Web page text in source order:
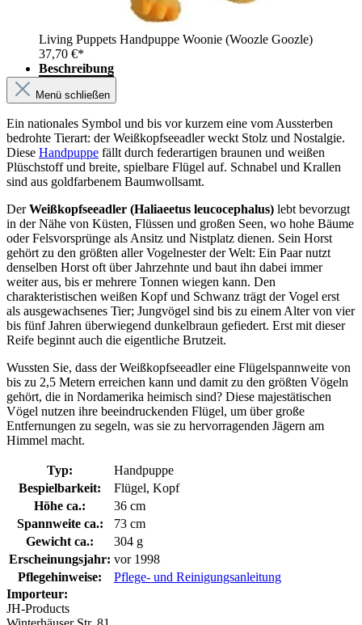
Living Puppets Handpuppe Woonie (Woozle Goozle)
37,70 €*
Beschreibung
Menü schließen
Ein nationales Symbol und bis vor kurzem eine vom Aussterben
bedrohte Tierart: der Weißkopfseeadler weckt Stolz und Nostalgie.
Diese Handpuppe fällt durch federartigen braunen und weißen
Plüschstoff und breite, spielbare Flügel auf. Schnabel und Krallen
sind aus goldfarbenem Baumwollsamt.
DerWeißkopfseeadler (Haliaeetus leucocephalus) lebt bevorzugt
in der Nähe von Küsten, Flüssen und großen Seen, wo hohe Bäume
oder Felsvorsprünge als Ansitz und Nistplatz dienen. Sein Horst
gehört zu den größten aller Vogelnester der Welt: Ein Paar nutzt
denselben Horst oft über Jahrzehnte und baut ihn dabei immer
weiter aus, bis er mehrere Tonnen wiegen kann. Den
charakteristischen weißen Kopf und Schwanz trägt der Vogel erst
als ausgewachsenes Tier; Jungvögel sind bis zu einem Alter von vier
bis fünf Jahren überwiegend dunkelbraun gefiedert. Erst mit dieser
Reife beginnt auch die eigentliche Brutzeit.
Wussten Sie, dass der Weißkopfseeadler eine Flügelspannweite von
bis zu 2,5 Metern erreichen kann und damit zu den größten Vögeln
gehört, die in Nordamerika heimisch sind? Diese majestätischen
Vögel nutzen ihre beeindruckenden Flügel, um über große
Entfernungen zu segeln, was sie zu hervorragenden Jägern am
Himmel macht.
Typ:
Handpuppe
Bespielbarkeit:
Flügel, Kopf
Höhe ca.:
36 cm
Spannweite ca.:
73 cm
Gewicht ca.:
304 g
Erscheinungsjahr: vor 1998
Pflegehinweise:
Pflege- und Reinigungsanleitung
Importeur:
JH-Products